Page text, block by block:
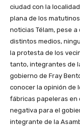
ciudad con la
plana de los
noticias Télam, pese
distintos medios,
la protesta de los
tanto, integrantes de
gobierno de Fray
conocer la opinión de
fábricas papeleras en
negativa para el
integrante de la